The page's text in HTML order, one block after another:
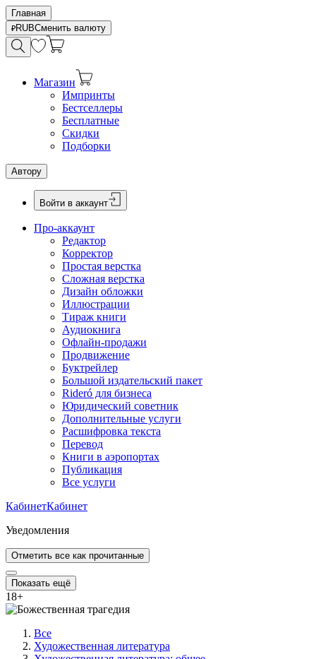
Главная
RUBСменить валюту
Магазин
Импринты
Бестселлеры
Бесплатные
Скидки
Подборки
Автору
Войти в аккаунт
Про-аккаунт
Редактор
Корректор
Простая верстка
Сложная верстка
Дизайн обложки
Иллюстрации
Тираж книги
Аудиокнига
Офлайн-продажи
Продвижение
Буктрейлер
Большой издательский пакет
Rideró для бизнеса
Юридический советник
Дополнительные услуги
Расшифровка текста
Перевод
Книги в аэропортах
Публикация
Все услуги
КабинетКабинет
Уведомления
Отметить все как прочитанные
Показать ещё
18+
Все
Художественная литература